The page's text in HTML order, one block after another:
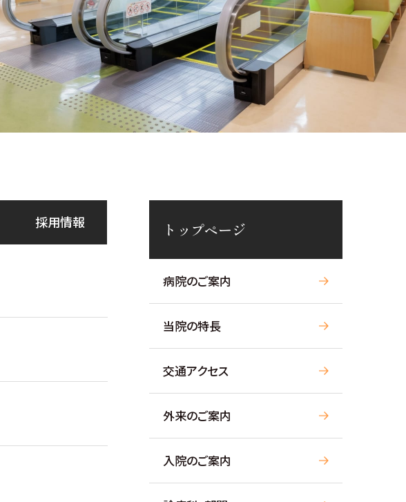
採用情報 トップページ
病院のご案内
当院の特長
交通アクセス
外来のご案内
入院のご案内